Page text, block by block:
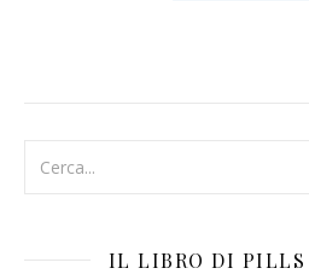
IL LIBRO DI PILLS